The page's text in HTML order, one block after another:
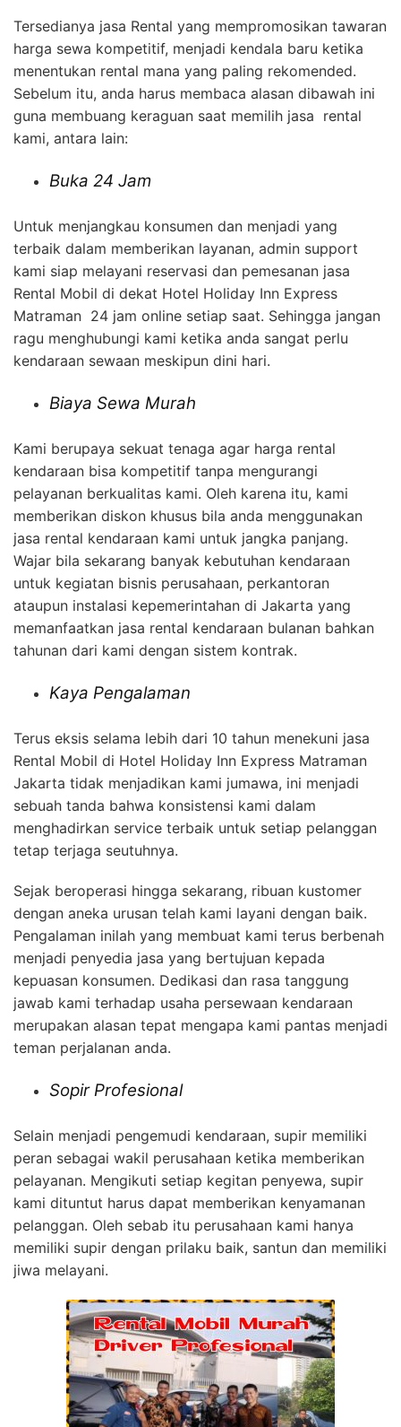
Tersedianya jasa Rental yang mempromosikan tawaran
harga sewa kompetitif, menjadi kendala baru ketika
menentukan rental mana yang paling rekomended.
Sebelum itu, anda harus membaca alasan dibawah ini
guna membuang keraguan saat memilih jasa rental
kami, antara lain:
Buka 24 Jam
Untuk menjangkau konsumen dan menjadi yang
terbaik dalam memberikan layanan, admin support
kami siap melayani reservasi dan pemesanan jasa
Rental Mobil di dekat Hotel Holiday Inn Express
Matraman 24 jam online setiap saat. Sehingga jangan
ragu menghubungi kami ketika anda sangat perlu
kendaraan sewaan meskipun dini hari.
Biaya Sewa Murah
Kami berupaya sekuat tenaga agar harga rental
kendaraan bisa kompetitif tanpa mengurangi
pelayanan berkualitas kami. Oleh karena itu, kami
memberikan diskon khusus bila anda menggunakan
jasa rental kendaraan kami untuk jangka panjang.
Wajar bila sekarang banyak kebutuhan kendaraan
untuk kegiatan bisnis perusahaan, perkantoran
ataupun instalasi kepemerintahan di Jakarta yang
memanfaatkan jasa rental kendaraan bulanan bahkan
tahunan dari kami dengan sistem kontrak.
Kaya Pengalaman
Terus eksis selama lebih dari 10 tahun menekuni jasa
Rental Mobil di Hotel Holiday Inn Express Matraman
Jakarta tidak menjadikan kami jumawa, ini menjadi
sebuah tanda bahwa konsistensi kami dalam
menghadirkan service terbaik untuk setiap pelanggan
tetap terjaga seutuhnya.
Sejak beroperasi hingga sekarang, ribuan kustomer
dengan aneka urusan telah kami layani dengan baik.
Pengalaman inilah yang membuat kami terus berbenah
menjadi penyedia jasa yang bertujuan kepada
kepuasan konsumen. Dedikasi dan rasa tanggung
jawab kami terhadap usaha persewaan kendaraan
merupakan alasan tepat mengapa kami pantas menjadi
teman perjalanan anda.
Sopir Profesional
Selain menjadi pengemudi kendaraan, supir memiliki
peran sebagai wakil perusahaan ketika memberikan
pelayanan. Mengikuti setiap kegitan penyewa, supir
kami dituntut harus dapat memberikan kenyamanan
pelanggan. Oleh sebab itu perusahaan kami hanya
memiliki supir dengan prilaku baik, santun dan memiliki
jiwa melayani.